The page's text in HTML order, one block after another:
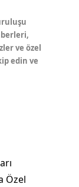
ve özel
edin ve
Özel